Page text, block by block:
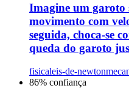
Imagine um garoto
movimento com
seguida, choca-se
queda do garoto
fisicaleis-de-newton
86% confiança